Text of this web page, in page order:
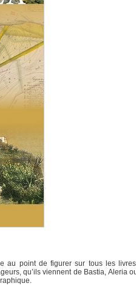
au point de figurer sur tous les
qu’ils viennent de Bastia, Aleria